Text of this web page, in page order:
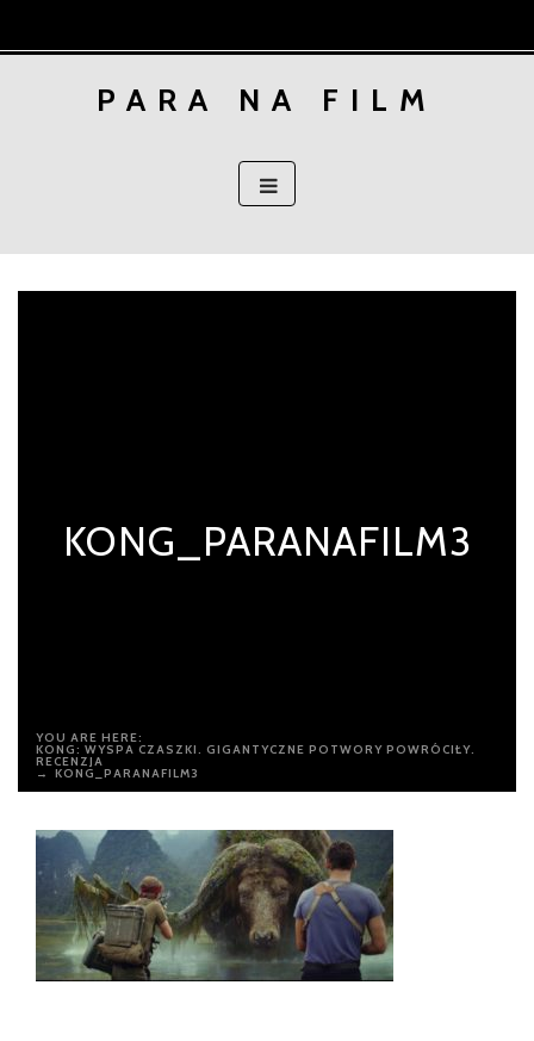
to
PARA NA FILM
YOU ARE HERE:
KONG: WYSPA CZASZKI. GIGANTYCZNE POTWORY POWRÓCIŁY.
RECENZJA
→ KONG_PARANAFILM3
KONG_PARANAFILM3